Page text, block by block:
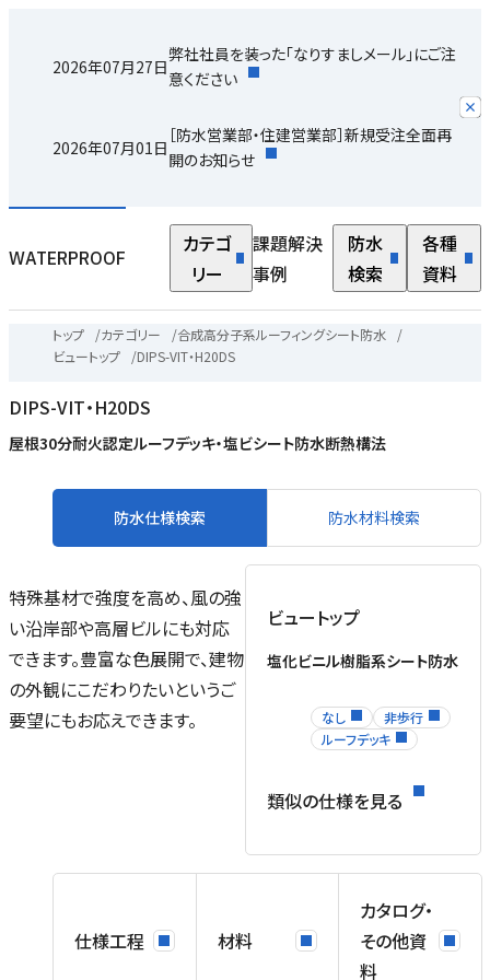
2026年07月27日
弊社社員を装った「なりすましメール」にご注
意ください
2026年07月01日
［防水営業部・住建営業部］新規受注全面再
開のお知らせ
WATERPROOF
カテゴ
リー
課題解決
事例
防水
検索
各種
資料
トップ /カテゴリー /合成高分子系ルーフィングシート防水
/
ビュートップ
/DIPS-VIT・H20DS
DIPS-VIT・H20DS
屋根30分耐火認定ルーフデッキ・塩ビシート防水断熱構法
防水仕様検索 防水材料検索
特殊基材で強度を高め、風の強
い沿岸部や高層ビルにも対応
できます。豊富な色展開で、建物
の外観にこだわりたいというご
要望にもお応えできます。
ビュートップ
塩化ビニル樹脂系シート防水
なし
非歩行
ルーフデッキ
類似の仕様を見る
仕様工程 材料
カタログ・
その他資
料